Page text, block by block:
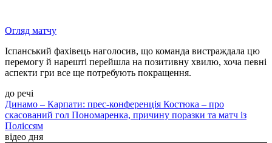
Огляд матчу
Іспанський фахівець наголосив, що команда вистраждала цю
перемогу й нарешті перейшла на позитивну хвилю, хоча певні
аспекти гри все ще потребують покращення.
до речі
Динамо – Карпати: прес-конференція Костюка – про
скасований гол Пономаренка, причину поразки та матч із
Поліссям
відео дня